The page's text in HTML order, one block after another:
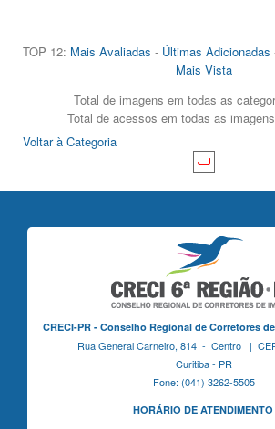
TOP 12: Mais Avaliadas - Últimas Adicionadas
Mais Vista
Total de imagens em todas as
Total de acessos em todas as
Voltar à Categoria
CRECI-PR - Conselho Regional de Corretores
Rua General Carneiro, 814 - Centro |
Curitiba - PR
Fone: (041) 3262-5505
HORÁRIO DE ATENDIMENTO